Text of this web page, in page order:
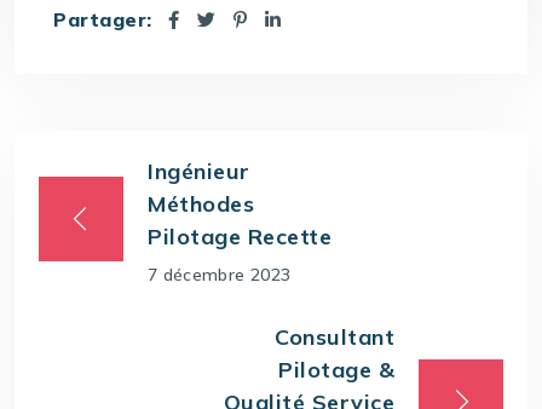
Partager:
Ingénieur
Méthodes
Pilotage Recette
7 décembre 2023
Consultant
Pilotage &
Qualité Service